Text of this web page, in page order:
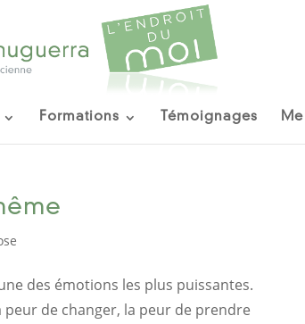
Formations Témoignages
des émotions les plus puissantes.
de changer, la peur de prendre